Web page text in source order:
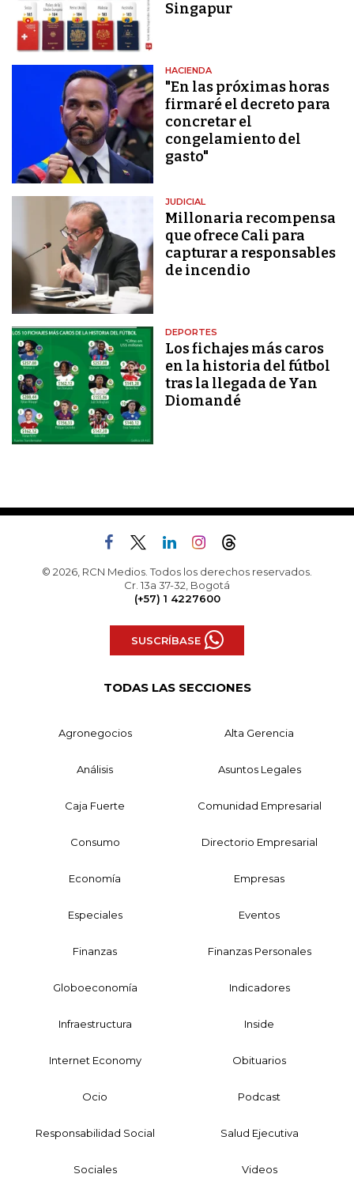
Singapur
HACIENDA
"En las próximas horas
firmaré el decreto para
concretar el
congelamiento del
gasto"
JUDICIAL
Millonaria recompensa
que ofrece Cali para
capturar a responsables
de incendio
DEPORTES
Los fichajes más caros
en la historia del fútbol
tras la llegada de Yan
Diomandé
© 2026, RCN Medios. Todos los derechos reservados.
Cr. 13a 37-32, Bogotá
(+57) 1 4227600
SUSCRÍBASE
TODAS LAS SECCIONES
Agronegocios Alta Gerencia
Análisis Asuntos Legales
Caja Fuerte Comunidad Empresarial
Consumo Directorio Empresarial
Economía Empresas
Especiales Eventos
Finanzas Finanzas Personales
Globoeconomía Indicadores
Infraestructura Inside
Internet Economy Obituarios
Ocio Podcast
Responsabilidad Social Salud Ejecutiva
Sociales Videos